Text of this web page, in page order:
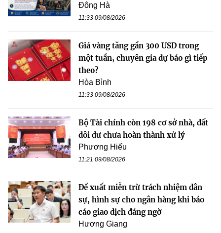
Đông Hà
11:33 09/08/2026
Giá vàng tăng gần 300 USD trong
một tuần, chuyên gia dự báo gì tiếp
theo?
Hòa Bình
11:33 09/08/2026
Bộ Tài chính còn 198 cơ sở nhà, đất
dôi dư chưa hoàn thành xử lý
Phương Hiếu
11:21 09/08/2026
Đề xuất miễn trừ trách nhiệm dân
sự, hình sự cho ngân hàng khi báo
cáo giao dịch đáng ngờ
Hương Giang